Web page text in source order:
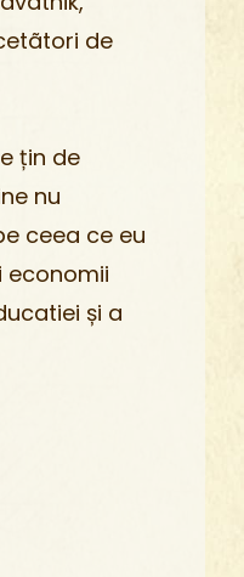
de
țin de
nu
ceea ce eu
economii
și a